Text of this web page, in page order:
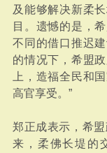
及能够解决新柔
目。遗憾的是，
不同的借口推迟
的情况下，希盟
上，造福全民和
高官享受。”
郑正成表示，希
来，柔佛长堤的